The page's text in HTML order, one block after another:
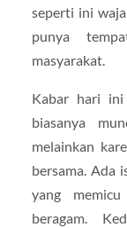
seperti ini
punya
masyarakat.
Kabar hari ini
biasanya
melainkan
bersama. Ada
yang
beragam.